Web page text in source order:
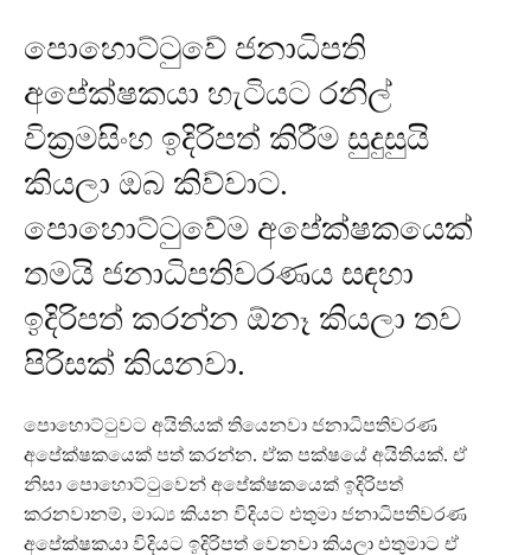
පොහොට්ටුවේ ජනාධිපති
අපේක්ෂකයා හැටියට රනිල්
වික්‍රමසිංහ ඉදිරිපත් කිරීම සුදුසුයි
කියලා ඔබ කිව්වාට.
පොහොට්ටුවේම අපේක්ෂකයෙක්
තමයි ජනාධිපතිවරණය සඳහා
ඉදිරිපත් කරන්න ඕනෑ කියලා තව
පිරිසක් කියනවා.
පොහොට්ටුවට අයිතියක් තියෙනවා ජනාධිපතිවරණ
අපේක්ෂකයෙක් පත් කරන්න. ඒක පක්ෂයේ අයිතියක්. ඒ
නිසා පොහොට්ටුවෙන් අපේක්ෂකයෙක් ඉදිරිපත්
කරනවානම්, මාධ්‍ය කියන විදියට එතුමා ජනාධිපතිවරණ
අපේක්ෂකයා විදියට ඉදිරිපත් වෙනවා කියලා එතුමාට ඒ